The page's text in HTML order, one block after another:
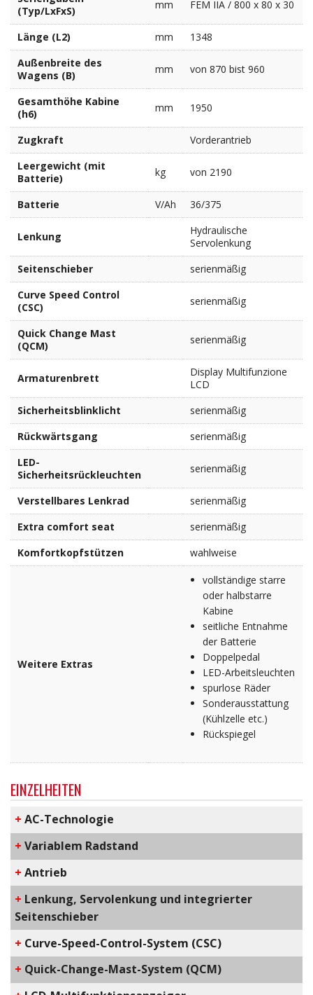
(Typ/LxFxS)
mm FEM IIA / 800 x 80 x 30
Länge (L2) mm
1348
Außenbreite des
Wagens (B)
mm von 870 bist 960
Gesamthöhe Kabine
(h6)
mm 1950
Zugkraft
Vorderantrieb
Leergewicht (mit
Batterie)
kg von 2190
Batterie V/Ah 36/375
Lenkung
Hydraulische
Servolenkung
Seitenschieber
serienmäßig
Curve Speed Control
(CSC)
serienmäßig
Quick Change Mast
(QCM)
serienmäßig
Armaturenbrett
Display Multifunzione
LCD
Sicherheitsblinklicht
serienmäßig
Rückwärtsgang
serienmäßig
LED-
Sicherheitsrückleuchten
serienmäßig
Verstellbares Lenkrad
serienmäßig
Extra comfort seat
serienmäßig
Komfortkopfstützen
wahlweise
Weitere Extras
vollständige starre
oder halbstarre
Kabine
seitliche Entnahme
der Batterie
Doppelpedal
LED-Arbeitsleuchten
spurlose Räder
Sonderausstattung
(Kühlzelle etc.)
Rückspiegel
EINZELHEITEN
+ AC-Technologie
+ Variablem Radstand
+ Antrieb
+ Lenkung, Servolenkung und integrierter
Seitenschieber
+ C​urve-Speed-Control-System​ (CSC)
+ Q​uick-Change-Mast-System​ (QCM)